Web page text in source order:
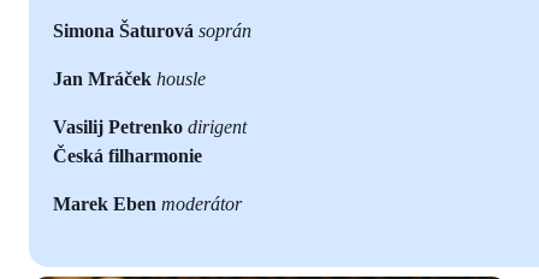
Simona Šaturová soprán
Jan Mráček housle
Vasilij Petrenko dirigent
Česká filharmonie
Marek Eben moderátor